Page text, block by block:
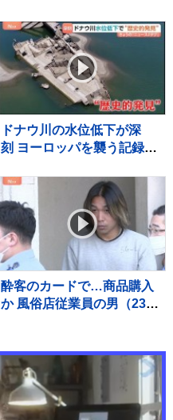
「約2、3年前から盗撮」容
疑認める 男性は依願退職
ドナウ川の水位低下が深
刻 ヨーロッパを襲う記録的
り… 一方で思わぬ“歴史的
発見”も
酔客のカードで…商品購入
か 風俗店従業員の男（23）
宅からは他人名義のクレカ
複数枚 警視庁